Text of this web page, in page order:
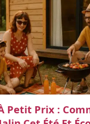
Petit Prix :